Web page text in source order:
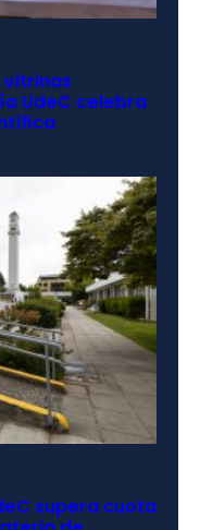
vitrinas
UdeC celebra
supera cuota